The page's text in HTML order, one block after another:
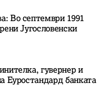
Во септември 1991
Југословенски
гувернер и
Еуростандард банката